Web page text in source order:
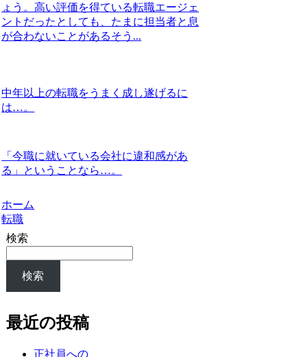
ょう。高い評価を得ている転職エージェ
ントだったとしても、たまに担当者と息
が合わないことがあるそう...
中年以上の転職をうまく成し遂げるに
は…。
「今職に就いている会社に違和感があ
る」ということなら…。
ホーム
転職
検索
検索
最近の投稿
正社員への